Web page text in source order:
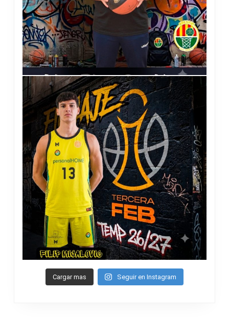
Cargar mas Seguir en Instagram